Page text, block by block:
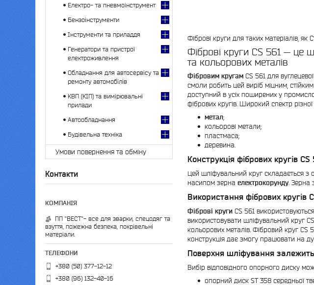
Фіброві круги для таких матеріалів,
Фіброві круги CS 561 — це
та кольорових металів
Фібровим кругам CS 561 для
смоли робить цей виріб міцним, стійким
доступний в усіх поширених у
фібрових кругів. Широкий спектр
метал;
кольорові метали;
пластмаса;
деревина.
Конструкція фібрових кругів CS
Цей шліфувальний круг складається з
насипом зерна електрокорунду .
Використання фібрових кругів
Фіброві круги CS 561
використовувати шліфувальний круг
кольорових металів. Фібровий круг CS
конструкція дає змогу працювати на
Поверхня шліфування
Вибір відповідного опорного диску
опорний диск ST 358 середньої
Електро- та пневмоінструмент
Бензоінструменти
Інструменти та приладдя
Генератори та пристрої
електроживлення
Обладнання для автосервісу та
ремонту автомобілів
КВП (КІП) та вимірювальні
прилади
Автообладнання
Будівельна техніка
Умови повернення та обміну
Контакти
ПП "ВЕСТ"- все для зварки, спецодяг та
взуття, пожежна безпека, покрівельні
матеріали.
+380 (50) 377-12-12
+380 (96) 132-40-16